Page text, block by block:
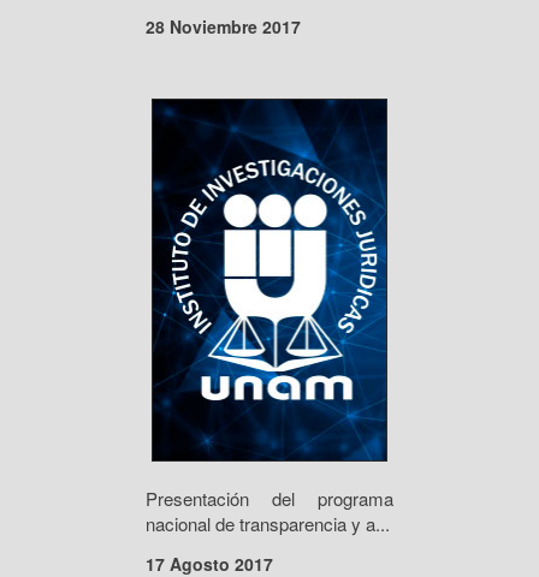
28 Noviembre 2017
Presentación del programa
nacional de transparencia y a...
17 Agosto 2017